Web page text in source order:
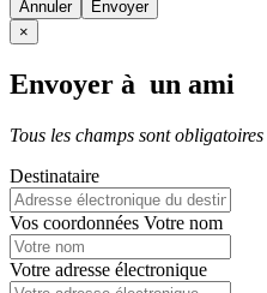
Annuler
×
Envoyer à un ami
Tous les champs sont obligatoires
Destinataire
Vos coordonnées Votre nom
Votre adresse électronique